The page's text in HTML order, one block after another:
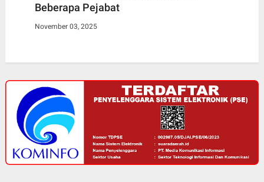
Beberapa Pejabat
November 03, 2025